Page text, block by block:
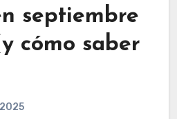
septiembre
cómo saber